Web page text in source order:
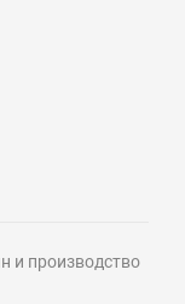
и производство